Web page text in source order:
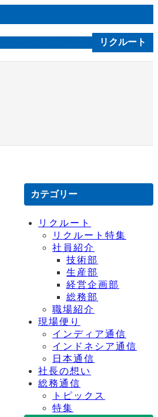
リクルート
カテゴリー
リクルート
リクルート特集
社員紹介
技術部
生産部
経営企画部
総務部
職場紹介
現場便り
インディア通信
インドネシア通信
日本通信
社長の想い
総務通信
トピックス
特集